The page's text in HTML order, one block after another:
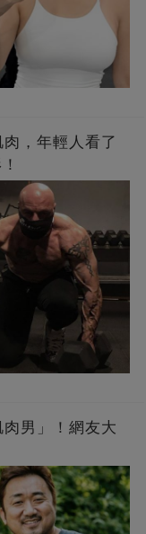
，年輕人看了
肉男」！網友大